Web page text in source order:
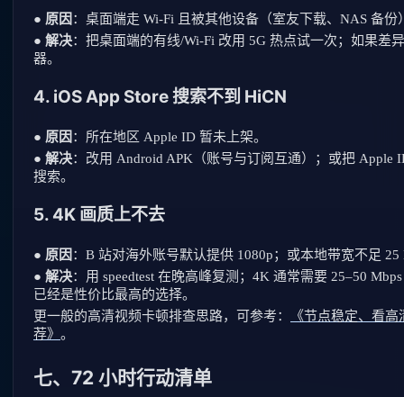
● 原因 ：桌面端走 Wi-Fi 且被其他设备（室友下载、NAS 备
● 解决：把桌面端的有线/Wi-Fi 改用 5G 热点试一次；如果差
器。
4. iOS App Store 搜索不到 HiCN
● 原因 ：所在地区 Apple ID 暂未上架。
● 解决：改用 Android APK（账号与订阅互通）；或把 Apple
搜索。
5. 4K 画质上不去
● 原因 ：B 站对海外账号默认提供 1080p；或本地带宽不足 25
● 解决：用 speedtest 在晚高峰复测；4K 通常需要 25–50
已经是性价比最高的选择。
更一般的高清视频卡顿排查思路，可参考：
《节点稳定、看
荐》 。
七、72 小时行动清单